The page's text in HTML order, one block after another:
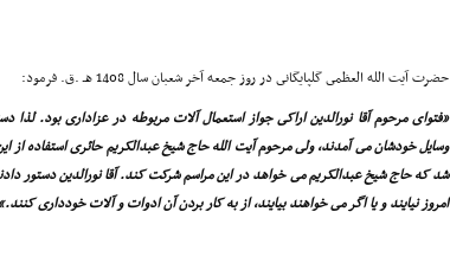
حضرت آیت الله العظمى گلپایگانى در روز جمعه آخر شعبان سال 1408 هـ .ق. فرمود:
«فتواى مرحوم آقا نورالدین اراکى جواز استعمال آلات مربوطه در عزادارى بود.
وسایل خودشان مى آمدند، ولى مرحوم آیت الله حاج شیخ عبدالکریم حائرى استفاده از
شد که حاج شیخ عبدالکریم مى خواهد در این مراسم شرکت کند. آقا نورالدین دستور
امروز نیایند و یا اگر مى خواهند بیایند، از به کار بردن آن ادوات و آلات خوددارى کنند.»